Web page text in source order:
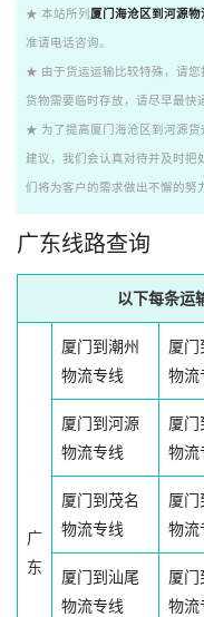
★ 本站所列 厦门海沧区到河源物
准请电话咨询。
★ 由于货运运输比较特殊，请您
货物需要临时存放，请尽早最快
★ 为了提高厦门海沧区到河源货
建议，我们会认真对待并及时把
们将为客户的需求做出不懈的努
广东线路查询
以下每条运
广
东
厦门到潮州
物流专线
厦门
物流
厦门到河源
物流专线
厦门
物流
厦门到茂名
物流专线
厦门
物流
厦门到汕尾
物流专线
厦门
物流